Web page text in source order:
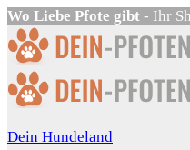
Wo Liebe Pfote gibt - Ihr
Dein Hundeland